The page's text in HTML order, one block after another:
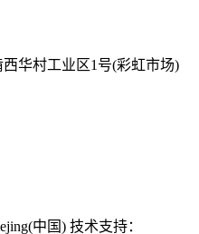
华村工业区1号(彩虹市场)
中国) 技术支持：